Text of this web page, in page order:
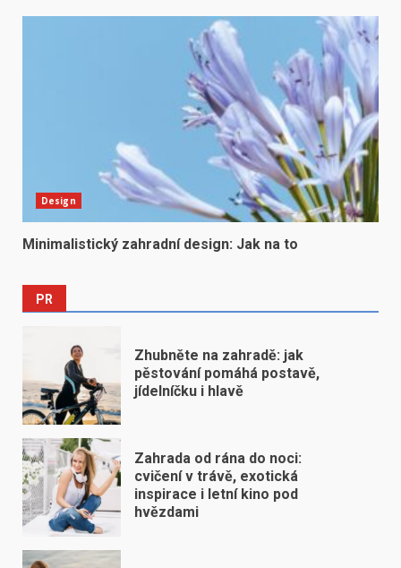
Design
Minimalistický zahradní design: Jak na to
PR
Zhubněte na zahradě: jak
pěstování pomáhá postavě,
jídelníčku i hlavě
Zahrada od rána do noci:
cvičení v trávě, exotická
inspirace i letní kino pod
hvězdami